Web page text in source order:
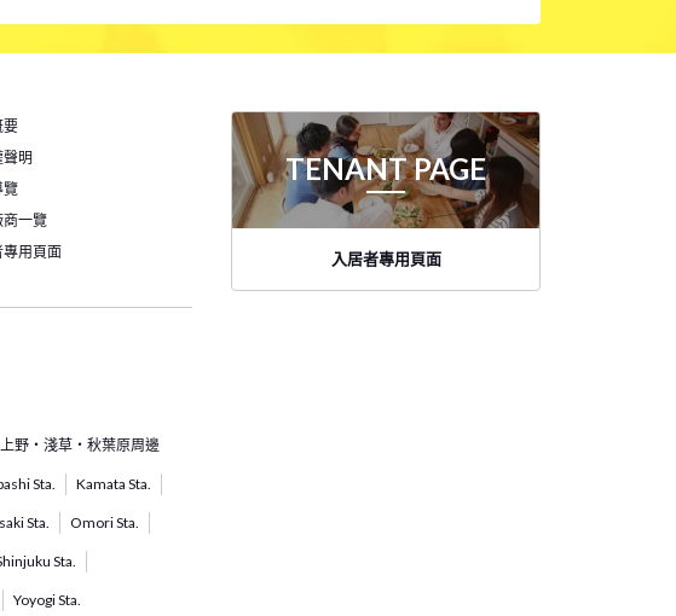
要
聲明
覽
商一覽
專用頁面
上野・淺草・秋葉原周邊
Sta. Kamata Sta.
Sta. Omori Sta.
Sta.
Yoyogi Sta.
TENANT PAGE
入居者專用頁面